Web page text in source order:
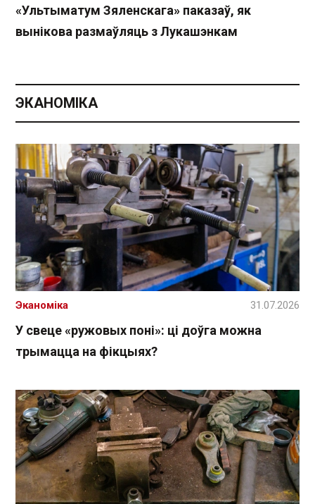
«Ультыматум Зяленскага» паказаў, як
вынікова размаўляць з Лукашэнкам
ЭКАНОМІКА
У свеце «ружовых поні»: ці доўга можна
трымацца на фікцыях?
Эканоміка 31.07.2026